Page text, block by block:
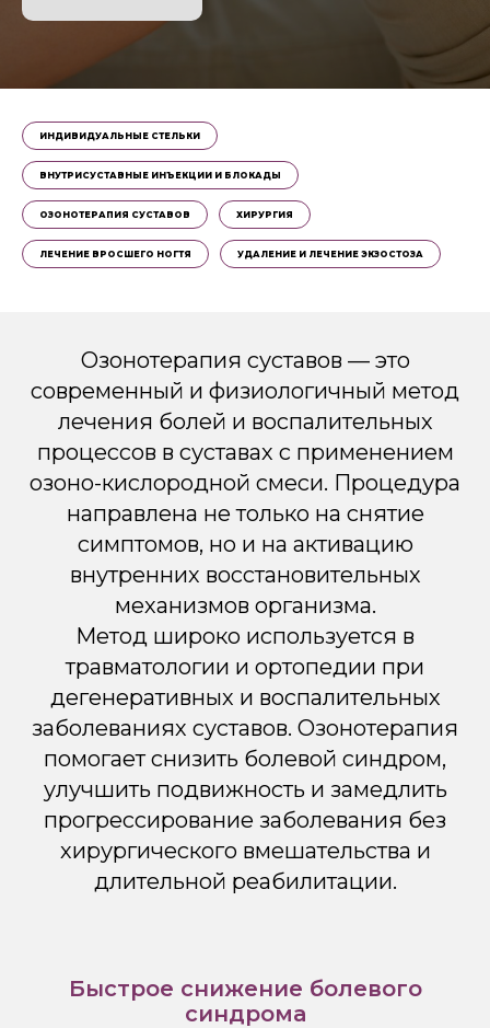
ИНДИВИДУАЛЬНЫЕ СТЕЛЬКИ
ВНУТРИСУСТАВНЫЕ ИНЪЕКЦИИ И БЛОКАДЫ
ОЗОНОТЕРАПИЯ СУСТАВОВ ХИРУРГИЯ
ЛЕЧЕНИЕ ВРОСШЕГО НОГТЯ УДАЛЕНИЕ И ЛЕЧЕНИЕ ЭКЗОСТОЗА
Озонотерапия суставов — это
современный и физиологичный метод
лечения болей и воспалительных
процессов в суставах с применением
озоно-кислородной смеси. Процедура
направлена не только на снятие
симптомов, но и на активацию
внутренних восстановительных
механизмов организма.
Метод широко используется в
травматологии и ортопедии при
дегенеративных и воспалительных
заболеваниях суставов. Озонотерапия
помогает снизить болевой синдром,
улучшить подвижность и замедлить
прогрессирование заболевания без
хирургического вмешательства и
длительной реабилитации.
Быстрое снижение болевого
синдрома